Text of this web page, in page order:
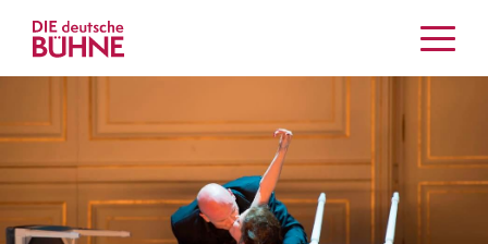
Kritiken
Schauspiel
Musiktheater
Tanz
Crossover